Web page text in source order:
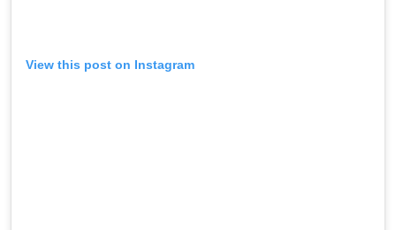
View this post on Instagram